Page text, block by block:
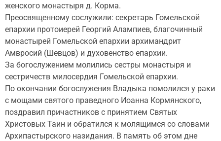
женского монастыря д. Корма.
Преосвященному сослужили: секретарь Гомельской
епархии протоиерей Георгий Алампиев, благочинный
монастырей Гомельской епархии архимандрит
Амвросий (Шевцов) и духовенство епархии.
За богослужением молились сестры монастыря и
сестричеств милосердия Гомельской епархии.
По окончании богослужения Владыка помолился у раки
с мощами святого праведного Иоанна Кормянского,
поздравил причастников с принятием Святых
Христовых Таин и обратился к молящимся со словами
Архипастырского назидания. В память об этом дне